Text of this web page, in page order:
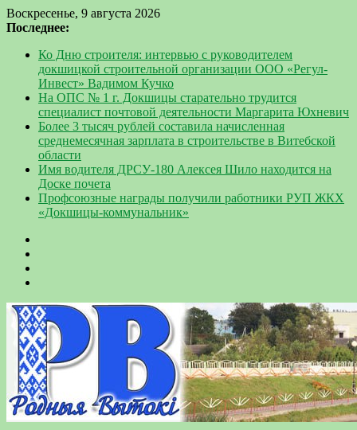
Воскресенье, 9 августа 2026
Последнее:
Ко Дню строителя: интервью с руководителем
докшицкой строительной организации ООО «Регул-
Инвест» Вадимом Кучко
На ОПС № 1 г. Докшицы старательно трудится
специалист почтовой деятельности Маргарита Юхневич
Более 3 тысяч рублей составила начисленная
среднемесячная зарплата в строительстве в Витебской
области
Имя водителя ДРСУ-180 Алексея Шило находится на
Доске почета
Профсоюзные награды получили работники РУП ЖКХ
«Докшицы-коммунальник»